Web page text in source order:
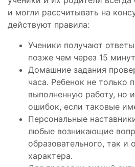
и могли рассчитывать на
действуют правила:
Ученики получают
позже чем через 15
Домашние задания
часа. Ребенок не только
выполненную работу, но
ошибок, если таковые
Персональные
любые возникающие
образовательного, так и
характера.